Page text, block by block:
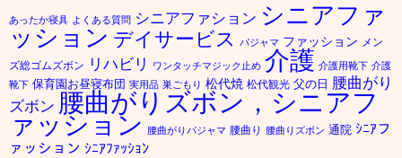
あったか寝具 よくある質問 シニアファション シニアファ
ッション デイサービス パジャマ ファッション メン
ズ総ゴムズボン
リハビリ ワンタッチマジック止め 介護 介護用靴下 介護
靴下 保育園お昼寝布団 実用品 巣ごもり 松代焼 松代観光 父の日 腰曲がり
ズボン 腰曲がりズボン，シニアフ
ァッション 腰曲がりパジャマ 腰曲り 腰曲りズボン 通院 ｼﾆｱフ
ァッション ｼﾆｱﾌｧｯｼｮﾝ